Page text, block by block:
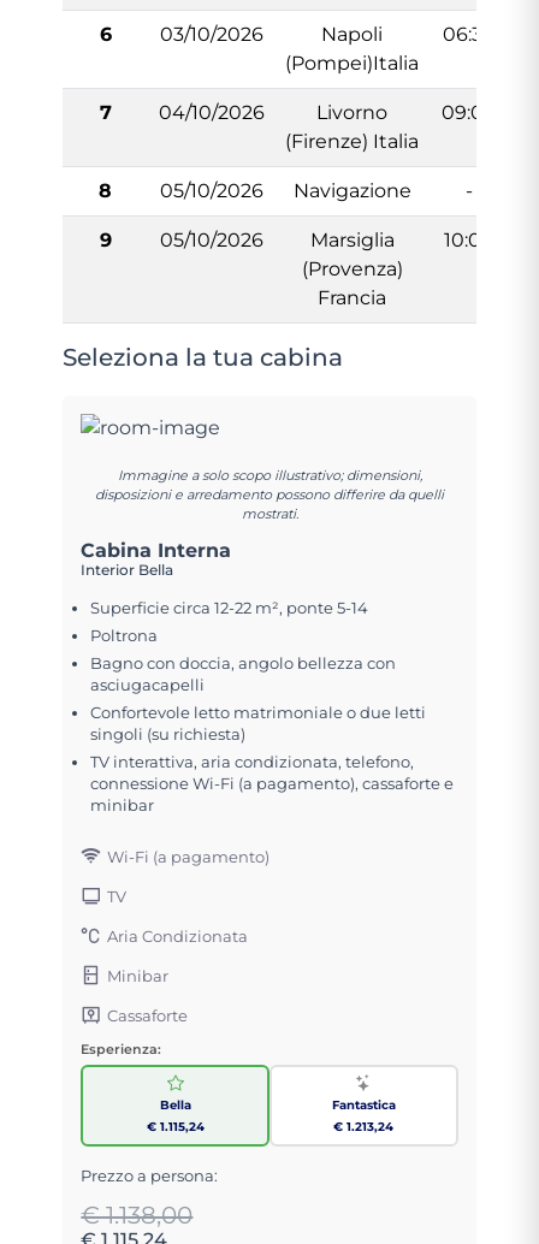
6 03/10/2026
Napoli
(Pompei)Italia
06:30
7 04/10/2026
Livorno
(Firenze) Italia
09:00
8 05/10/2026 Navigazione -
9 05/10/2026
Marsiglia
(Provenza)
Francia
10:00
Seleziona la tua cabina
Immagine a solo scopo illustrativo; dimensioni,
disposizioni e arredamento possono differire da quelli
mostrati.
Cabina Interna
Interior Bella
Superficie circa 12-22 m², ponte 5-14
Poltrona
Bagno con doccia, angolo bellezza con
asciugacapelli
Confortevole letto matrimoniale o due letti
singoli (su richiesta)
TV interattiva, aria condizionata, telefono,
connessione Wi-Fi (a pagamento), cassaforte e
minibar
Wi-Fi (a pagamento)
TV
Aria Condizionata
Minibar
Cassaforte
Esperienza:
Bella
€ 1.115,24
Fantastica
€ 1.213,24
Prezzo a persona:
€ 1.138,00
€ 1.115,24